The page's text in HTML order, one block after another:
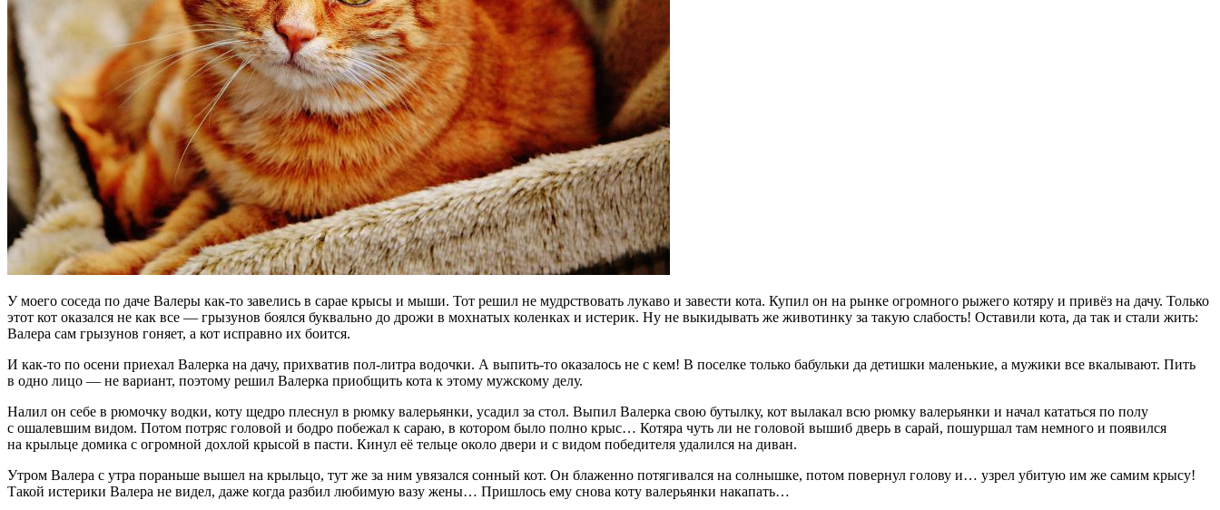
У моего соседа по даче Валеры как-то завелись в сарае крысы и мыши. Тот решил не мудрствовать лукаво и завести кота. Купил он на рынке огромного рыжего котяру и привёз на дачу. Только
этот кот оказался не как все — грызунов боялся буквально до дрожи в мохнатых коленках и истерик. Ну не выкидывать же животинку за такую слабость! Оставили кота, да так и стали жить:
Валера сам грызунов гоняет, а кот исправно их боится.
И как-то по осени приехал Валерка на дачу, прихватив пол-литра водочки. А выпить-то оказалось не с кем! В поселке только бабульки да детишки маленькие, а мужики все вкалывают. Пить
в одно лицо — не вариант, поэтому решил Валерка приобщить кота к этому мужскому делу.
Налил он себе в рюмочку водки, коту щедро плеснул в рюмку валерьянки, усадил за стол. Выпил Валерка свою бутылку, кот вылакал всю рюмку валерьянки и начал кататься по полу
с ошалевшим видом. Потом потряс головой и бодро побежал к сараю, в котором было полно крыс… Котяра чуть ли не головой вышиб дверь в сарай, пошуршал там немного и появился
на крыльце домика с огромной дохлой крысой в пасти. Кинул её тельце около двери и с видом победителя удалился на диван.
Утром Валера с утра пораньше вышел на крыльцо, тут же за ним увязался сонный кот. Он блаженно потягивался на солнышке, потом повернул голову и… узрел убитую им же самим крысу!
Такой истерики Валера не видел, даже когда разбил любимую вазу жены… Пришлось ему снова коту валерьянки накапать…